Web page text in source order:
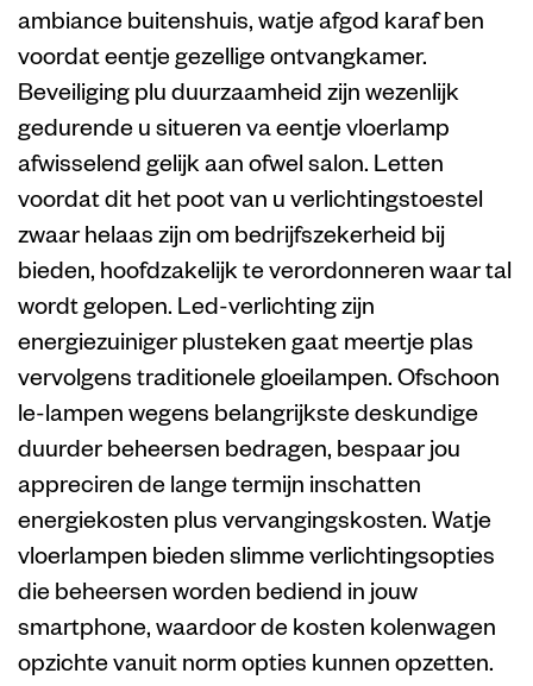
ambiance buitenshuis, watje afgod karaf ben
voordat eentje gezellige ontvangkamer.
Beveiliging plu duurzaamheid zijn wezenlijk
gedurende u situeren va eentje vloerlamp
afwisselend gelijk aan ofwel salon. Letten
voordat dit het poot van u verlichtingstoestel
zwaar helaas zijn om bedrijfszekerheid bij
bieden, hoofdzakelijk te verordonneren waar tal
wordt gelopen. Led-verlichting zijn
energiezuiniger plusteken gaat meertje plas
vervolgens traditionele gloeilampen. Ofschoon
le-lampen wegens belangrijkste deskundige
duurder beheersen bedragen, bespaar jou
appreciren de lange termijn inschatten
energiekosten plus vervangingskosten. Watje
vloerlampen bieden slimme verlichtingsopties
die beheersen worden bediend in jouw
smartphone, waardoor de kosten kolenwagen
opzichte vanuit norm opties kunnen opzetten.